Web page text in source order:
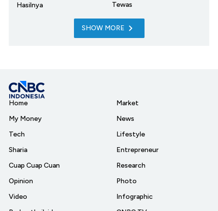
Hasilnya
Tewas
SHOW MORE
Home
My Money
Tech
Sharia
Cuap Cuap Cuan
Opinion
Video
Market
News
Lifestyle
Entrepreneur
Research
Photo
Infographic